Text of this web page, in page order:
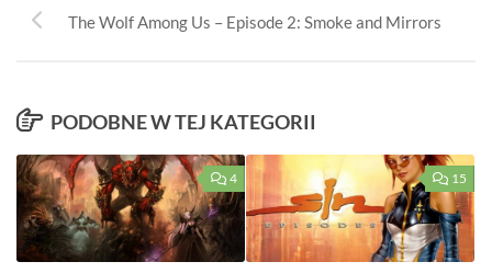
The Wolf Among Us – Episode 2: Smoke and Mirrors
PODOBNE W TEJ KATEGORII
4 15